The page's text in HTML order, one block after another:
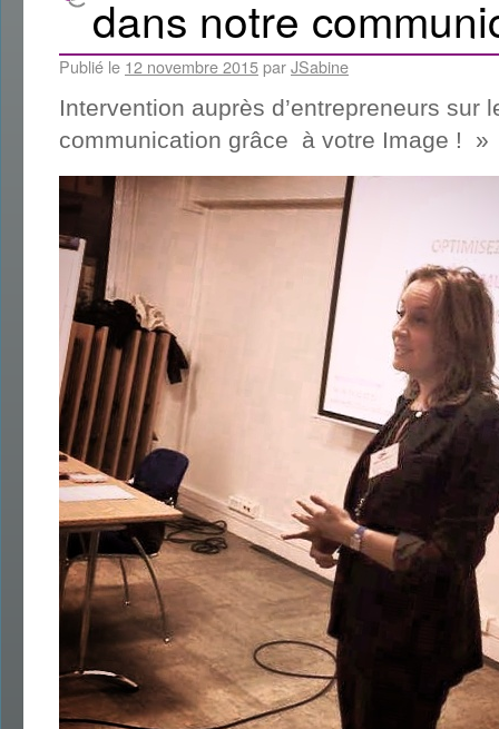
dans notre
Publié le 12 novembre 2015parJSabine
Intervention auprès d’entrepreneurs
communication grâce à votre Image ! »